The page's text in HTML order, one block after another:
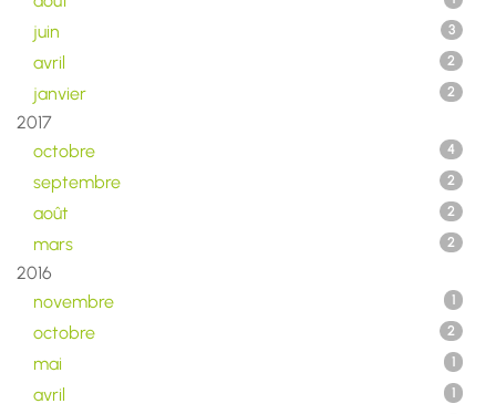
juin 3
avril 2
janvier 2
2017
octobre
4
septembre 2
août 2
mars 2
2016
novembre
1
octobre 2
mai 1
avril 1